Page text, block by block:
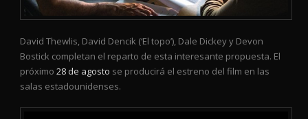
David Thewlis, David Dencik (‘El topo’), Dale Dickey y Devon
Bostick completan el reparto de esta interesante propuesta. El
próximo 28 de agosto se producirá el estreno del film en las
salas estadounidenses.